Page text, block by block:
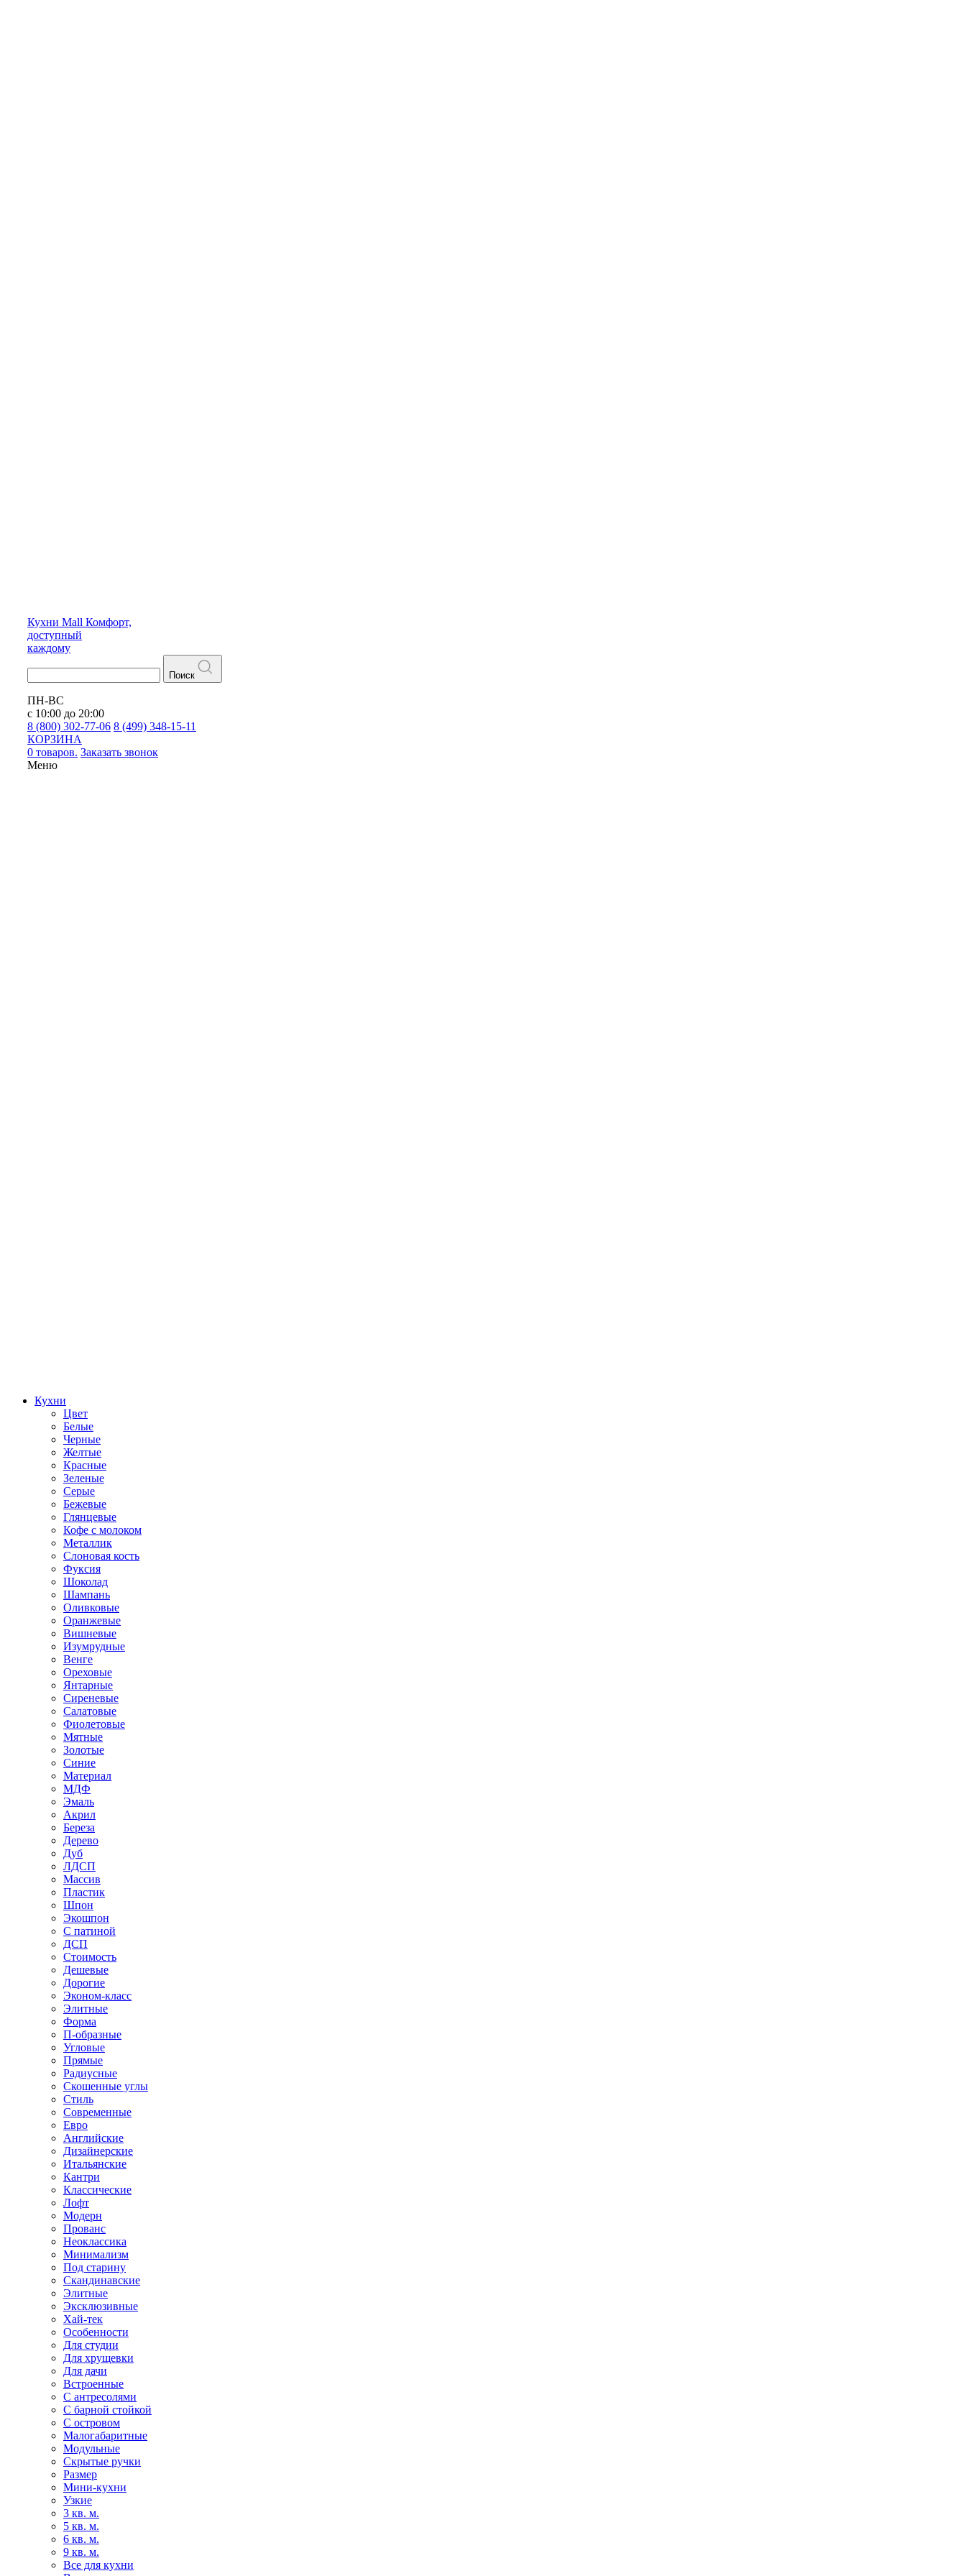
Кухни Mall Комфорт,
доступный
каждому
Поиск
ПН-ВС
с 10:00 до 20:00
8 (800) 302-77-06 8 (499) 348-15-11
КОРЗИНА
0 товаров. Заказать звонок
Меню
Кухни
Цвет
Белые
Черные
Желтые
Красные
Зеленые
Серые
Бежевые
Глянцевые
Кофе с молоком
Металлик
Слоновая кость
Фуксия
Шоколад
Шампань
Оливковые
Оранжевые
Вишневые
Изумрудные
Венге
Ореховые
Янтарные
Сиреневые
Салатовые
Фиолетовые
Мятные
Золотые
Синие
Материал
МДФ
Эмаль
Акрил
Береза
Дерево
Дуб
ЛДСП
Массив
Пластик
Шпон
Экошпон
С патиной
ДСП
Стоимость
Дешевые
Дорогие
Эконом-класс
Элитные
Форма
П-образные
Угловые
Прямые
Радиусные
Скошенные углы
Стиль
Современные
Евро
Английские
Дизайнерские
Итальянские
Кантри
Классические
Лофт
Модерн
Прованс
Неоклассика
Минимализм
Под старину
Скандинавские
Элитные
Эксклюзивные
Хай-тек
Особенности
Для студии
Для хрущевки
Для дачи
Встроенные
С антресолями
С барной стойкой
С островом
Малогабаритные
Модульные
Скрытые ручки
Размер
Мини-кухни
Узкие
3 кв. м.
5 кв. м.
6 кв. м.
9 кв. м.
Все для кухни